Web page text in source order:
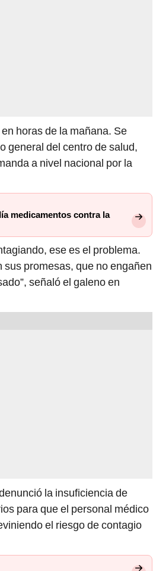
en horas de la mañana. Se
general del centro de salud,
a nivel nacional por la
medicamentos contra la
ese es el problema.
promesas, que no engañen
señaló el galeno en
la insuficiencia de
para que el personal médico
el riesgo de contagio